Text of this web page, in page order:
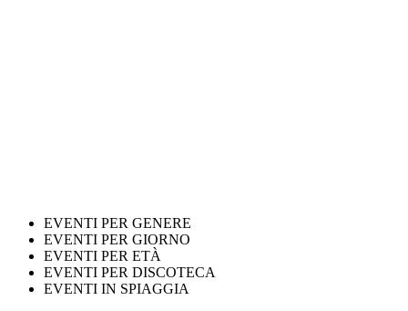
EVENTI PER GENERE
EVENTI PER GIORNO
EVENTI PER ETÀ
EVENTI PER DISCOTECA
EVENTI IN SPIAGGIA